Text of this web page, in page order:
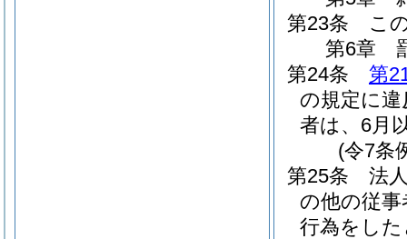
第23条
こ
第6章
第24条
第
の規定に
者は、6月
(令7条
第25条
法
の他の従
行為をし